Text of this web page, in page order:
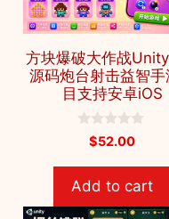
方块爆破大作战
源码炮台射击益智手
目支持安卓iOS
o
5
$52.00
Add to cart